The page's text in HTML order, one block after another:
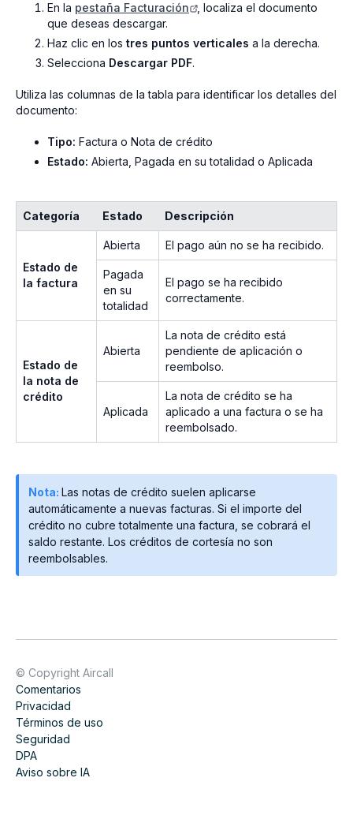
En la pestaña Facturación
, localiza el documento
que deseas descargar.
Haz clic en los tres puntos verticales a la derecha.
Selecciona Descargar PDF.
Utiliza las columnas de la tabla para identificar los detalles del
documento:
Tipo: Factura o Nota de crédito
Estado: Abierta, Pagada en su totalidad o Aplicada
Categoría Estado Descripción
Estado de
la factura
Abierta El pago aún no se ha recibido.
Pagada
en su
totalidad
El pago se ha recibido
correctamente.
Estado de
la nota de
crédito
Abierta
La nota de crédito está
pendiente de aplicación o
reembolso.
Aplicada
La nota de crédito se ha
aplicado a una factura o se ha
reembolsado.
Nota: Las notas de crédito suelen aplicarse
automáticamente a nuevas facturas. Si el importe del
crédito no cubre totalmente una factura, se cobrará el
saldo restante. Los créditos de cortesía no son
reembolsables.
© Copyright Aircall
Comentarios
Privacidad
Términos de uso
Seguridad
DPA
Aviso sobre IA